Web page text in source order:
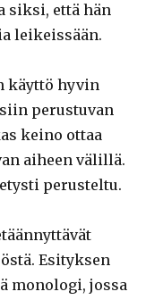
siksi, että hän
leikeissään.
käyttö hyvin
perustuvan
keino ottaa
aiheen välillä.
perusteltu.
Esityksen
monologi, jossa